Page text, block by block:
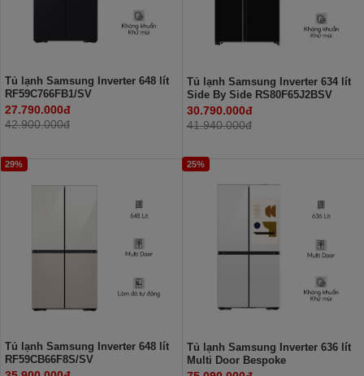
Tủ lạnh Samsung Inverter 648 lít
RF59C766FB1/SV
27.790.000đ
42.900.000đ
Tủ lạnh Samsung Inverter 634 lít
Side By Side RS80F65J2BSV
30.790.000đ
41.940.000đ
29%
Tủ lạnh Samsung Inverter 648 lít
RF59CB66F8S/SV
25%
Tủ lạnh Samsung Inverter 636 lít
Multi Door Bespoke
RF65DB990012SV